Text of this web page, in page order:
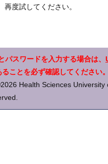
再度試してください。
パスワードを入力する場合は、
ることを必ず確認してください。
Health Sciences University